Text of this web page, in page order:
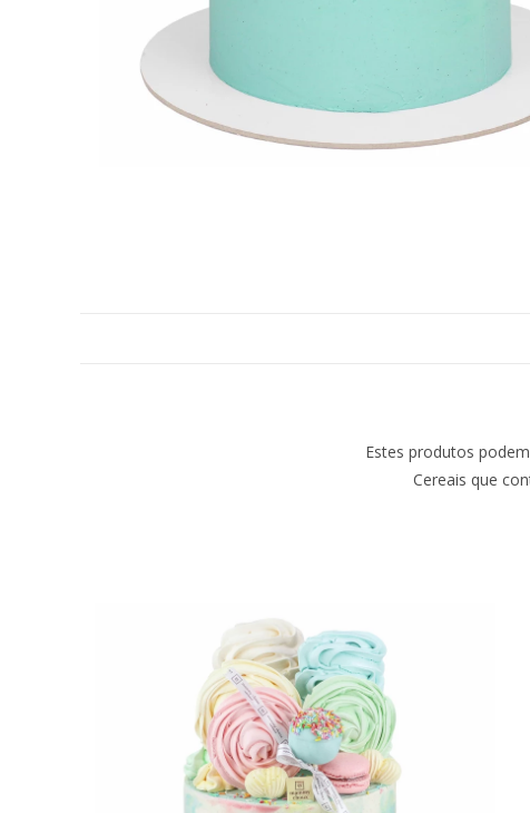
Estes produtos
Cereais que